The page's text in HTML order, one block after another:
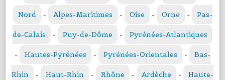
Nord - Alpes-Maritimes - Oise - Orne - Pas-
de-Calais - Puy-de-Dôme - Pyrénées-Atlantiques
- Hautes-Pyrénées - Pyrénées-Orientales - Bas-
Rhin - Haut-Rhin - Rhône - Ardèche - Haute-